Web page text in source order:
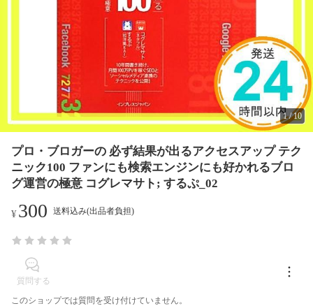
1/10
プロ・ブロガーの 必ず結果が出るアクセスアップ テク
ニック100 ファンにも検索エンジンにも好かれるブロ
グ運営の極意 コグレマサト; するぷ_02
¥300 送料込み(出品者負担)
質問する
このショップでは質問を受け付けていません。